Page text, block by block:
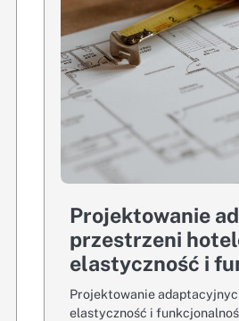
Projektowanie
przestrzeni
elastyczność i
Projektowanie
elastyczność i